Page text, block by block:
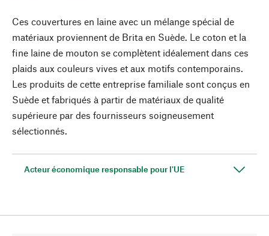
Ces couvertures en laine avec un mélange spécial de
matériaux proviennent de Brita en Suède. Le coton et la
fine laine de mouton se complètent idéalement dans ces
plaids aux couleurs vives et aux motifs contemporains.
Les produits de cette entreprise familiale sont conçus en
Suède et fabriqués à partir de matériaux de qualité
supérieure par des fournisseurs soigneusement
sélectionnés.
Acteur économique responsable pour l'UE